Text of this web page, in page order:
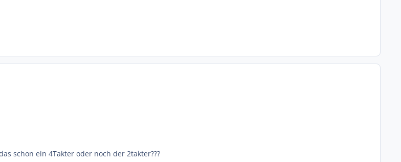
schon ein 4Takter oder noch der 2takter???